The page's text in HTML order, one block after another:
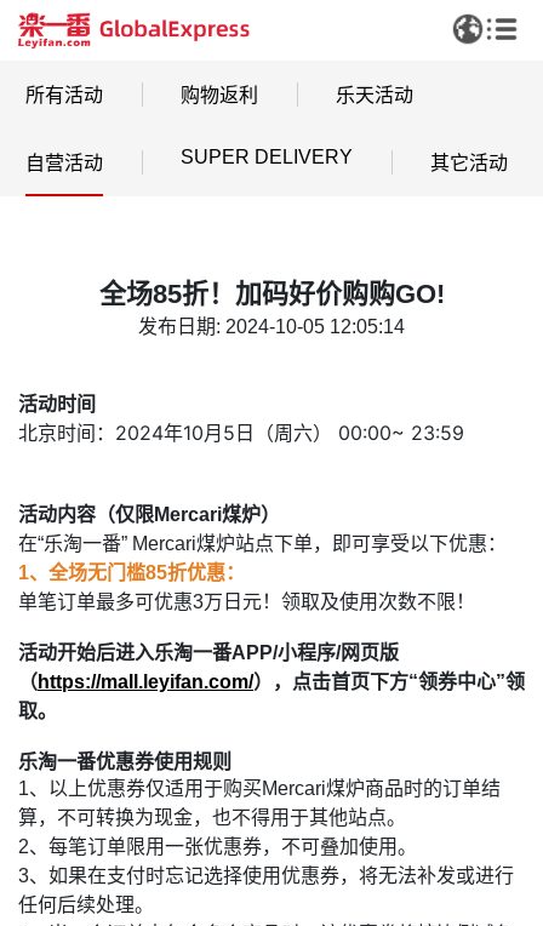
所有活动 购物返利 乐天活动
自营活动 SUPER DELIVERY 其它活动
全场85折！加码好价购购GO!
发布日期: 2024-10-05 12:05:14
活动时间
北京时间： 2024年10月5日（周六） 00:00~ 23:59
活动内容（仅限Mercari煤炉）
在“乐淘一番” Mercari煤炉站点下单，即可享受以下优惠：
1、全场无门槛85折优惠：
单笔订单最多可优惠3万日元！领取及使用次数不限！
活动开始后进入乐淘一番APP/小程序/网页版
（ https://mall.leyifan.com/），点击首页下方“领券中心”领
取。
乐淘一番优惠券使用规则
1、以上优惠券仅适用于购买Mercari煤炉商品时的订单结
算，不可转换为现金，也不得用于其他站点。
2、每笔订单限用一张优惠券，不可叠加使用。
3、如果在支付时忘记选择使用优惠券，将无法补发或进行
任何后续处理。